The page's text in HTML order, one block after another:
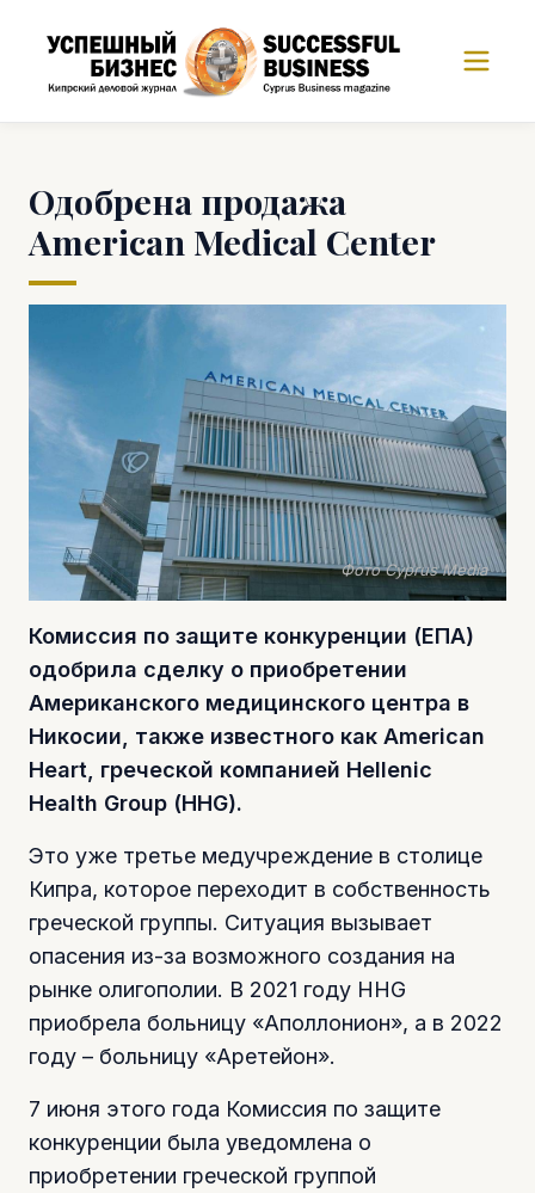
Одобрена продажа
American Medical Center
Фото Cyprus Media
Комиссия по защите конкуренции (ЕПА)
одобрила сделку о приобретении
Американского медицинского центра в
Никосии, также известного как American
Heart, греческой компанией Hellenic
Health Group (HHG).
Это уже третье медучреждение в столице
Кипра, которое переходит в собственность
греческой группы. Ситуация вызывает
опасения из-за возможного создания на
рынке олигополии. В 2021 году HHG
приобрела больницу «Аполлонион», а в 2022
году – больницу «Аретейон».
7 июня этого года Комиссия по защите
конкуренции была уведомлена о
приобретении греческой группой